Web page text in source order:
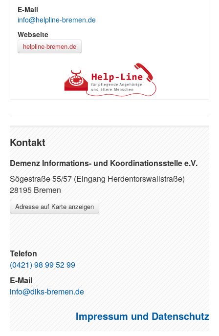
E-Mail
info@helpline-bremen.de
Webseite
helpline-bremen.de
Kontakt
Demenz Informations- und Koordinationsstelle e.V.
Sögestraße 55/57 (Eingang Herdentorswallstraße)
28195 Bremen
Adresse auf Karte anzeigen
Telefon
(0421) 98 99 52 99
E-Mail
info@diks-bremen.de
Impressum und Datenschutz